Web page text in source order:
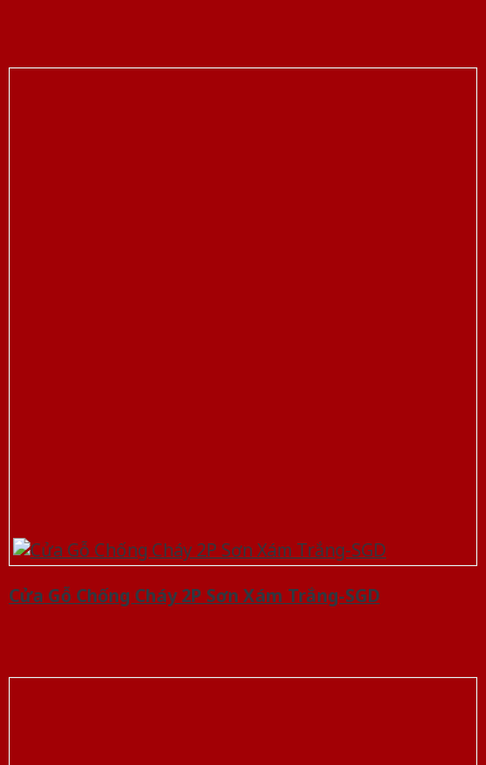
Cửa Gỗ Chống Cháy 2P Sơn Xám Trắng-SGD